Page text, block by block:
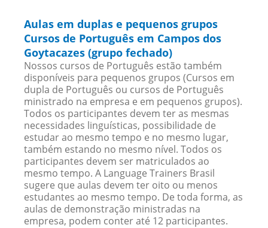
Aulas em duplas e pequenos grupos
Cursos de Português em Campos dos
Goytacazes (grupo fechado)
Nossos cursos de Português estão também
disponíveis para pequenos grupos (Cursos em
dupla de Português ou cursos de Português
ministrado na empresa e em pequenos grupos).
Todos os participantes devem ter as mesmas
necessidades linguísticas, possibilidade de
estudar ao mesmo tempo e no mesmo lugar,
também estando no mesmo nível. Todos os
participantes devem ser matriculados ao
mesmo tempo. A Language Trainers Brasil
sugere que aulas devem ter oito ou menos
estudantes ao mesmo tempo. De toda forma, as
aulas de demonstração ministradas na
empresa, podem conter até 12 participantes.